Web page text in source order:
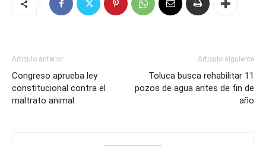
Artículo anterior
Congreso aprueba ley
constitucional contra el
maltrato animal
Artículo siguiente
Toluca busca rehabilitar 11
pozos de agua antes de fin de
año